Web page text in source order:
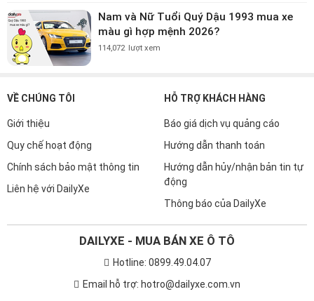
Nam và Nữ Tuổi Quý Dậu 1993 mua xe
màu gì hợp mệnh 2026?
114,072 lượt xem
VỀ CHÚNG TÔI
Giới thiệu
Quy chế hoạt động
Chính sách bảo mật thông tin
Liên hệ với DailyXe
HỖ TRỢ KHÁCH HÀNG
Báo giá dịch vụ quảng cáo
Hướng dẫn thanh toán
Hướng dẫn hủy/nhận bản tin tự
động
Thông báo của DailyXe
DAILYXE - MUA BÁN XE Ô TÔ
Hotline: 0899.49.04.07
Email hỗ trợ: hotro@dailyxe.com.vn